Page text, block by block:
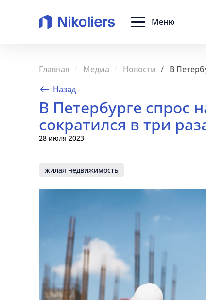
Меню
Главная Медиа Новости
В
Назад
В Петербурге спрос
сократился в три
28 июля 2023
жилая недвижимость